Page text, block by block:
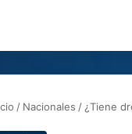
/ Nacionales / ¿Tiene